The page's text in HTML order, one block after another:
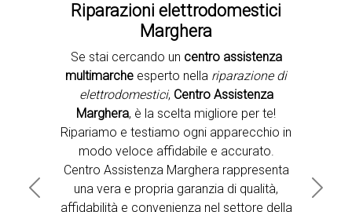
Second slide
Riparazioni elettrodomestici
Marghera
Se stai cercando un centro assistenza
multimarche esperto nella riparazione di
elettrodomestici, Centro Assistenza
Marghera, è la scelta migliore per te!
Ripariamo e testiamo ogni apparecchio in
modo veloce affidabile e accurato.
Centro Assistenza Marghera rappresenta
una vera e propria garanzia di qualità,
affidabilità e convenienza nel settore della
Previous Next